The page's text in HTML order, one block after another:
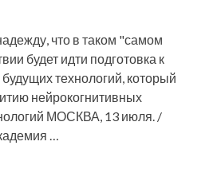
что в таком "самом
будет идти подготовка к
технологий, который
нейрокогнитивных
МОСКВА, 13 июля. /
…